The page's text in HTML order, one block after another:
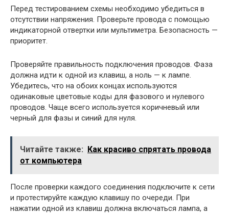
Перед тестированием схемы необходимо убедиться в
отсутствии напряжения. Проверьте провода с помощью
индикаторной отвертки или мультиметра. Безопасность —
приоритет.
Проверяйте правильность подключения проводов. Фаза
должна идти к одной из клавиш, а ноль — к лампе.
Убедитесь, что на обоих концах используются
одинаковые цветовые коды для фазового и нулевого
проводов. Чаще всего используется коричневый или
черный для фазы и синий для нуля.
Читайте также: Как красиво спрятать провода
от компьютера
После проверки каждого соединения подключите к сети
и протестируйте каждую клавишу по очереди. При
нажатии одной из клавиш должна включаться лампа, а